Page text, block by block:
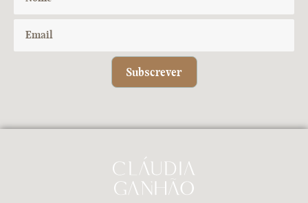
Subscrever